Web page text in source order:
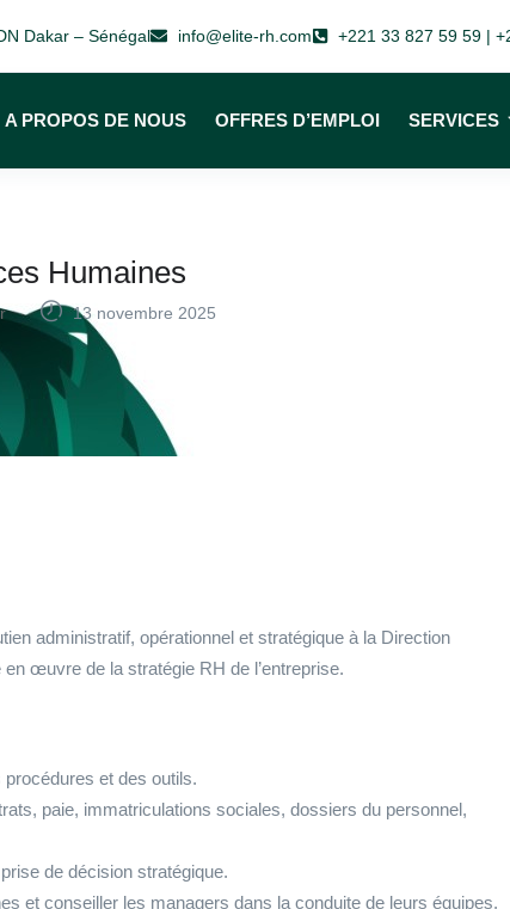
Dakar – Sénégal info@elite-rh.com +221 33 827 59 59 |
A PROPOS DE NOUS OFFRES D’EMPLOI SERVICES
Humaines
13 novembre 2025
administratif, opérationnel et stratégique à la Direction
œuvre de la stratégie RH de l’entreprise.
procédures et des outils.
paie, immatriculations sociales, dossiers du personnel,
de décision stratégique.
et conseiller les managers dans la conduite de leurs équipes.